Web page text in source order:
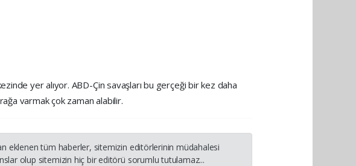
yer alıyor. ABD-Çin savaşları bu gerçeği bir kez daha
varmak çok zaman alabilir.
eklenen tüm haberler, sitemizin editörlerinin müdahalesi
olup sitemizin hiç bir editörü sorumlu tutulamaz...